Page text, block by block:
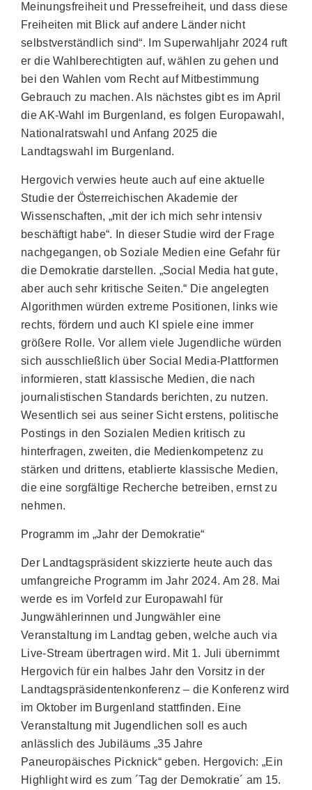
Meinungsfreiheit und Pressefreiheit, und dass diese
Freiheiten mit Blick auf andere Länder nicht
selbstverständlich sind“. Im Superwahljahr 2024 ruft
er die Wahlberechtigten auf, wählen zu gehen und
bei den Wahlen vom Recht auf Mitbestimmung
Gebrauch zu machen. Als nächstes gibt es im April
die AK-Wahl im Burgenland, es folgen Europawahl,
Nationalratswahl und Anfang 2025 die
Landtagswahl im Burgenland.
Hergovich verwies heute auch auf eine aktuelle
Studie der Österreichischen Akademie der
Wissenschaften, „mit der ich mich sehr intensiv
beschäftigt habe“. In dieser Studie wird der Frage
nachgegangen, ob Soziale Medien eine Gefahr für
die Demokratie darstellen. „Social Media hat gute,
aber auch sehr kritische Seiten.“ Die angelegten
Algorithmen würden extreme Positionen, links wie
rechts, fördern und auch KI spiele eine immer
größere Rolle. Vor allem viele Jugendliche würden
sich ausschließlich über Social Media-Plattformen
informieren, statt klassische Medien, die nach
journalistischen Standards berichten, zu nutzen.
Wesentlich sei aus seiner Sicht erstens, politische
Postings in den Sozialen Medien kritisch zu
hinterfragen, zweiten, die Medienkompetenz zu
stärken und drittens, etablierte klassische Medien,
die eine sorgfältige Recherche betreiben, ernst zu
nehmen.
Programm im „Jahr der Demokratie“
Der Landtagspräsident skizzierte heute auch das
umfangreiche Programm im Jahr 2024. Am 28. Mai
werde es im Vorfeld zur Europawahl für
Jungwählerinnen und Jungwähler eine
Veranstaltung im Landtag geben, welche auch via
Live-Stream übertragen wird. Mit 1. Juli übernimmt
Hergovich für ein halbes Jahr den Vorsitz in der
Landtagspräsidentenkonferenz – die Konferenz wird
im Oktober im Burgenland stattfinden. Eine
Veranstaltung mit Jugendlichen soll es auch
anlässlich des Jubiläums „35 Jahre
Paneuropäisches Picknick“ geben. Hergovich: „Ein
Highlight wird es zum ´Tag der Demokratie´ am 15.